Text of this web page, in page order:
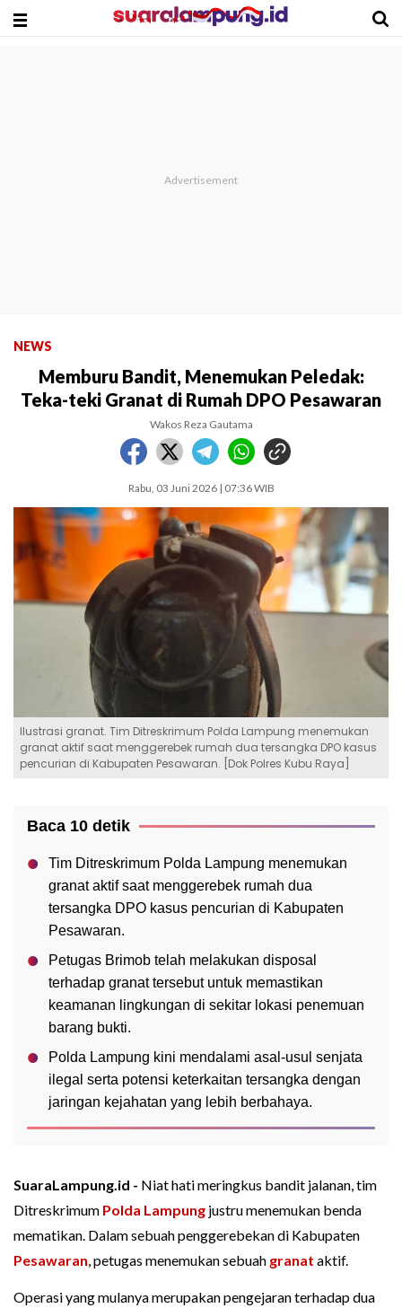
NEWS
Memburu Bandit, Menemukan Peledak:
Teka-teki Granat di Rumah DPO Pesawaran
Wakos Reza Gautama
Rabu, 03 Juni 2026 | 07:36 WIB
Ilustrasi granat. Tim Ditreskrimum Polda Lampung menemukan
granat aktif saat menggerebek rumah dua tersangka DPO kasus
pencurian di Kabupaten Pesawaran. [Dok Polres Kubu Raya]
Baca 10 detik
Tim Ditreskrimum Polda Lampung menemukan
granat aktif saat menggerebek rumah dua
tersangka DPO kasus pencurian di Kabupaten
Pesawaran.
Petugas Brimob telah melakukan disposal
terhadap granat tersebut untuk memastikan
keamanan lingkungan di sekitar lokasi penemuan
barang bukti.
Polda Lampung kini mendalami asal-usul senjata
ilegal serta potensi keterkaitan tersangka dengan
jaringan kejahatan yang lebih berbahaya.
SuaraLampung.id - Niat hati meringkus bandit jalanan, tim
Ditreskrimum Polda Lampung justru menemukan benda
mematikan. Dalam sebuah penggerebekan di Kabupaten
Pesawaran, petugas menemukan sebuah granat aktif.
Operasi yang mulanya merupakan pengejaran terhadap dua